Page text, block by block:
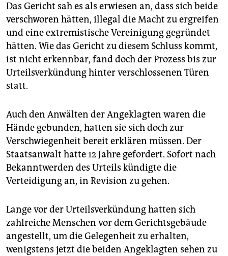
Das Gericht sah es als erwiesen an, dass sich beide
verschworen hätten, illegal die Macht zu ergreifen
und eine extremistische Vereinigung gegründet
hätten. Wie das Gericht zu diesem Schluss kommt,
ist nicht erkennbar, fand doch der Prozess bis zur
Urteilsverkündung hinter verschlossenen Türen
statt.
Auch den Anwälten der Angeklagten waren die
Hände gebunden, hatten sie sich doch zur
Verschwiegenheit bereit erklären müssen. Der
Staatsanwalt hatte 12 Jahre gefordert. Sofort nach
Bekanntwerden des Urteils kündigte die
Verteidigung an, in Revision zu gehen.
Lange vor der Urteilsverkündung hatten sich
zahlreiche Menschen vor dem Gerichtsgebäude
angestellt, um die Gelegenheit zu erhalten,
wenigstens jetzt die beiden Angeklagten sehen zu